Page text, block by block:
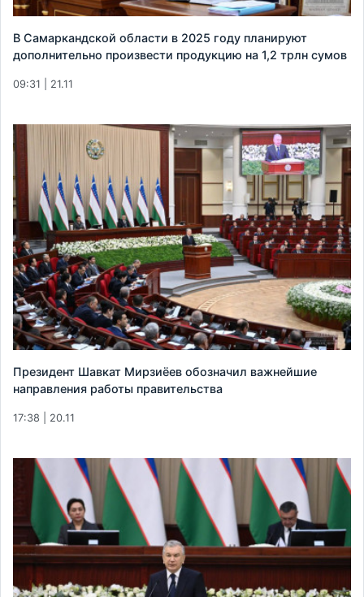
В Самаркандской области в 2025 году планируют
дополнительно произвести продукцию на 1,2 трлн сумов
09:31 | 21.11
Президент Шавкат Мирзиёев обозначил важнейшие
направления работы правительства
17:38 | 20.11